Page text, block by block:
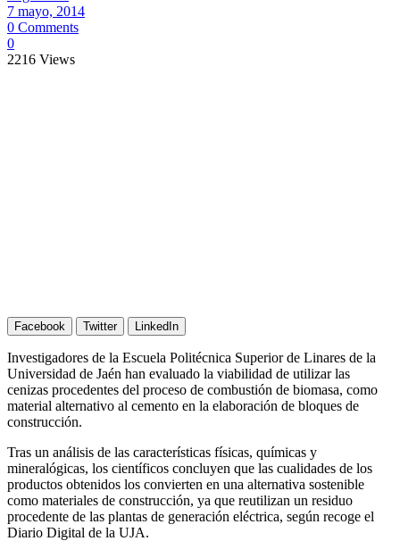
7 mayo, 2014
0 Comments
0
2216 Views
Facebook Twitter LinkedIn
Investigadores de la Escuela Politécnica Superior de Linares de la
Universidad de Jaén han evaluado la viabilidad de utilizar las
cenizas procedentes del proceso de combustión de biomasa, como
material alternativo al cemento en la elaboración de bloques de
construcción.
Tras un análisis de las características físicas, químicas y
mineralógicas, los científicos concluyen que las cualidades de los
productos obtenidos los convierten en una alternativa sostenible
como materiales de construcción, ya que reutilizan un residuo
procedente de las plantas de generación eléctrica, según recoge el
Diario Digital de la UJA.